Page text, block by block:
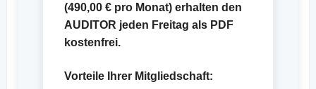
(490,00 € pro Monat) erhalten den
AUDITOR jeden Freitag als PDF
kostenfrei.
Vorteile Ihrer Mitgliedschaft: